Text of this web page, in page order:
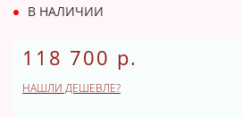
В НАЛИЧИИ
118 700 р.
НАШЛИ ДЕШЕВЛЕ?